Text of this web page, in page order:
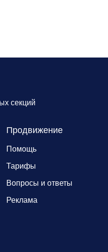
секций
Продвижение
Помощь
Тарифы
Вопросы и ответы
Реклама